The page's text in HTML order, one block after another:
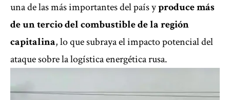
una de las más importantes del país yproduce más
de un tercio del combustible de la región
capitalina, lo que subraya el impacto potencial del
ataque sobre la logística energética rusa.